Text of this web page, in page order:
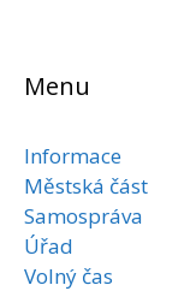
Menu
Informace
Městská část
Samospráva
Úřad
Volný čas